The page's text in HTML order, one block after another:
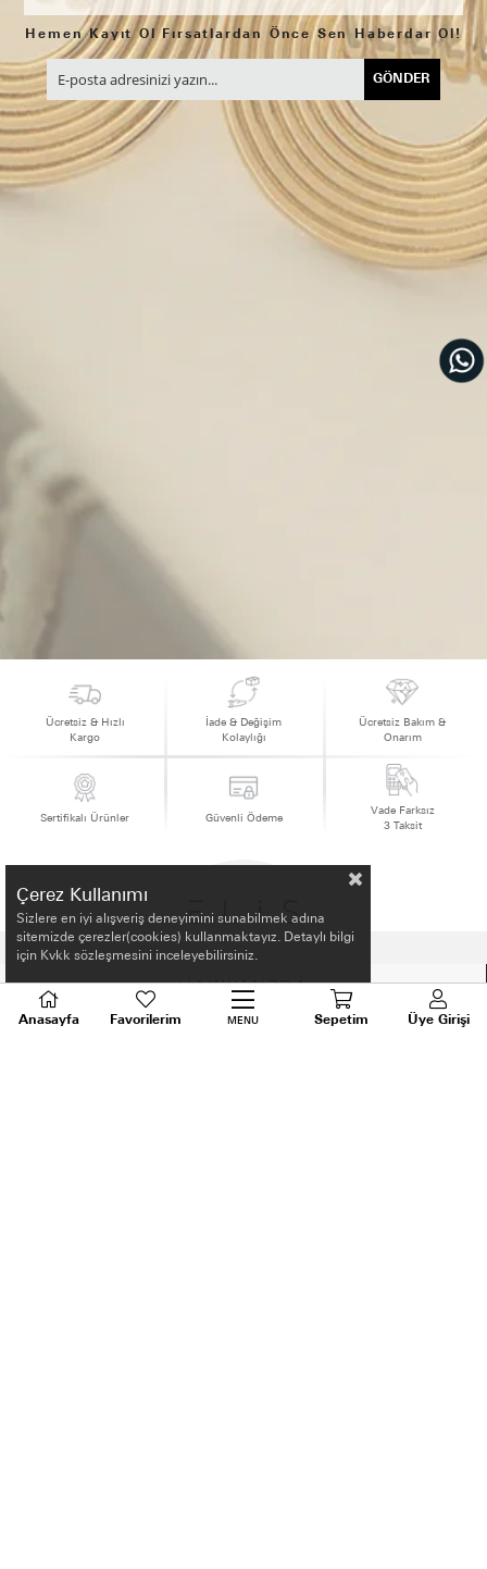
Hemen Kayıt Ol Fırsatlardan Önce Sen Haberdar Ol!
GÖNDER
Ücretsiz & Hızlı
Kargo
İade & Değişim
Kolaylığı
Ücretsiz Bakım &
Onarım
Sertifikalı Ürünler Güvenli Ödeme
Vade Farksız
3 Taksit
HAKKIMIZDA
Çerez Kullanımı
Sizlere en iyi alışveriş deneyimini sunabilmek adına
sitemizde çerezler(cookies) kullanmaktayız. Detaylı bilgi
için Kvkk sözleşmesini inceleyebilirsiniz.
Anasayfa Favorilerim MENU Sepetim Üye Girişi